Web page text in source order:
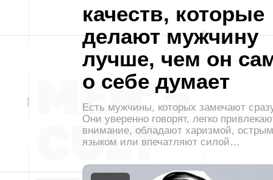
качеств, которые
делают мужчину
лучше, чем он
о себе думает
Есть мужчины, которых замечают
Они уверенно говорят, легко
внимание, обладают харизмой, острым
языком или впечатляют силой…